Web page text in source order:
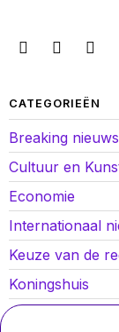
CATEGORIEËN
Breaking nieuws
Cultuur en
Economie
Internationaal
Keuze van de
Koningshuis
Lokaal nieuws